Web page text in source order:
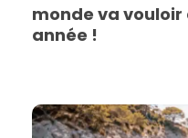
monde va
année !